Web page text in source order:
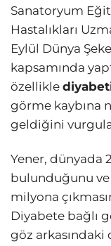
Sanatoryum
Hastalıkları
Eylül Dünya
kapsamında
özellikle
görme kaybına
geldiğini
Yener, dünyada
bulunduğunu ve
milyona
Diyabete bağlı
göz arkasındaki